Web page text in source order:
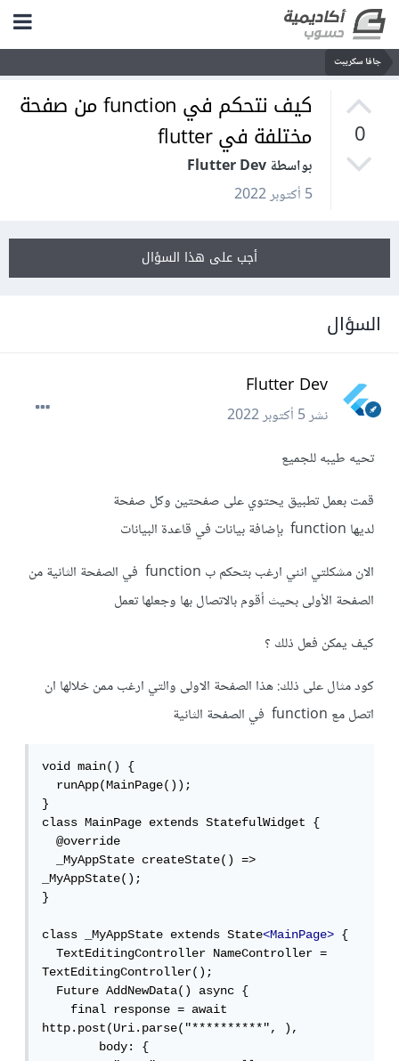
جافا سكريبت
0
كيف نتحكم في function من صفحة
مختلفة في flutter
بواسطة Flutter Dev
5 أكتوبر 2022
أجب على هذا السؤال
السؤال
Flutter Dev
نشر5 أكتوبر 2022
تحيه طيبه للجميع
قمت بعمل تطبيق يحتوي على صفحتين وكل صفحة
لديها function بإضافة بيانات في قاعدة البيانات
الان مشكلتي انني ارغب بتحكم ب function في الصفحة الثانية من
الصفحة الأولى بحيث أقوم بالاتصال بها وجعلها تعمل
كيف يمكن فعل ذلك ؟
كود مثال على ذلك: هذا الصفحة الاولى والتي ارغب ممن خلالها ان
اتصل مع function في الصفحة الثانية
void main() {
  runApp(MainPage());
}
class MainPage extends StatefulWidget {
  @override
_MyAppState();
}
class _MyAppState extends State<MainPage> {
  TextEditingController NameController =
TextEditingController();
  Future AddNewData() async {
    final response = await
http.post(Uri.parse("**********", ),
        body: {